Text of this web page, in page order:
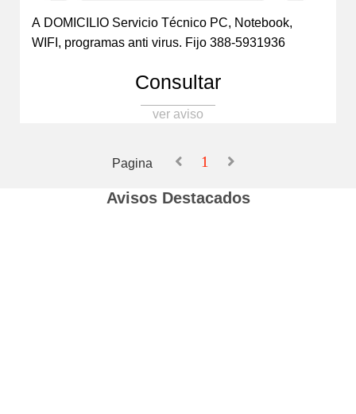
A DOMICILIO Servicio Técnico PC, Notebook,
WIFI, programas anti virus. Fijo 388-5931936
Consultar
ver aviso
Pagina 1
Avisos Destacados